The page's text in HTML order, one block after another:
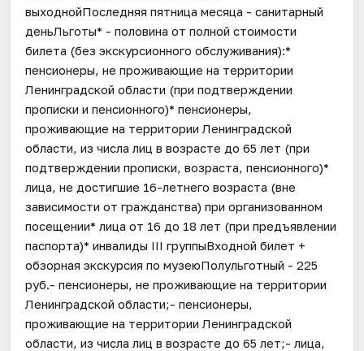
выходнойПоследняя пятница месяца - санитарный
деньЛьготы* - половина от полной стоимости
билета (без экскурсионного обслуживания):*
пенсионеры, не проживающие на территории
Ленинградской области (при подтверждении
прописки и пенсионного)* пенсионеры,
проживающие на территории Ленинградской
области, из числа лиц в возрасте до 65 лет (при
подтверждении прописки, возраста, пенсионного)*
лица, не достигшие 16-летнего возраста (вне
зависимости от гражданства) при организованном
посещении* лица от 16 до 18 лет (при предъявлении
паспорта)* инвалиды III группыВходной билет +
обзорная экскурсия по музеюПолульготный - 225
руб.- пенсионеры, не проживающие на территории
Ленинградской области;- пенсионеры,
проживающие на территории Ленинградской
области, из числа лиц в возрасте до 65 лет;- лица,